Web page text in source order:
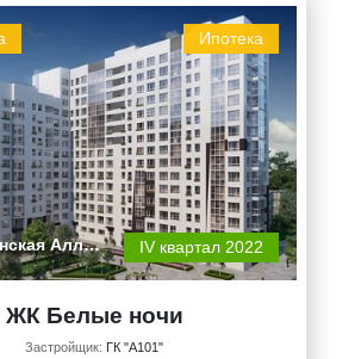
Ипотека
Алл… IV квартал 2022
ЖК Белые ночи
Застройщик: ГК "А101"